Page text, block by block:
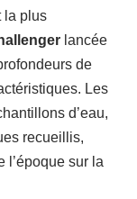
la plus
lancée
de
Les
d’eau,
recueillis,
l’époque sur la